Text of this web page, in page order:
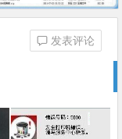
发表评论